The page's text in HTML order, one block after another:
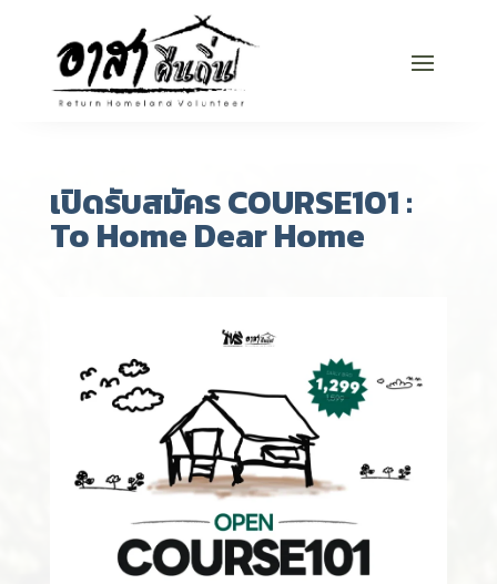
เปิดรับสมัคร COURSE101 :
To Home Dear Home